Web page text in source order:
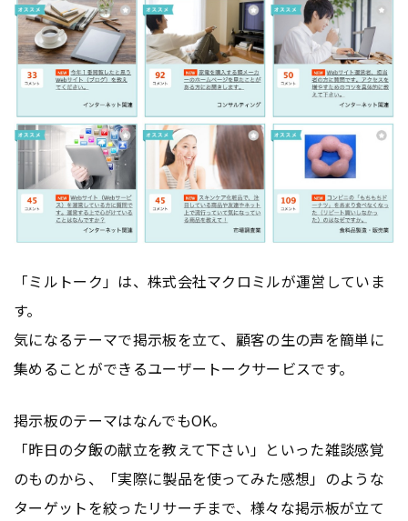
「ミルトーク」は、株式会社マクロミルが運営していま
す。
気になるテーマで掲示板を立て、顧客の生の声を簡単に
集めることができるユーザートークサービスです。
掲示板のテーマはなんでもOK。
「昨日の夕飯の献立を教えて下さい」といった雑談感覚
のものから、「実際に製品を使ってみた感想」のような
ターゲットを絞ったリサーチまで、様々な掲示板が立て